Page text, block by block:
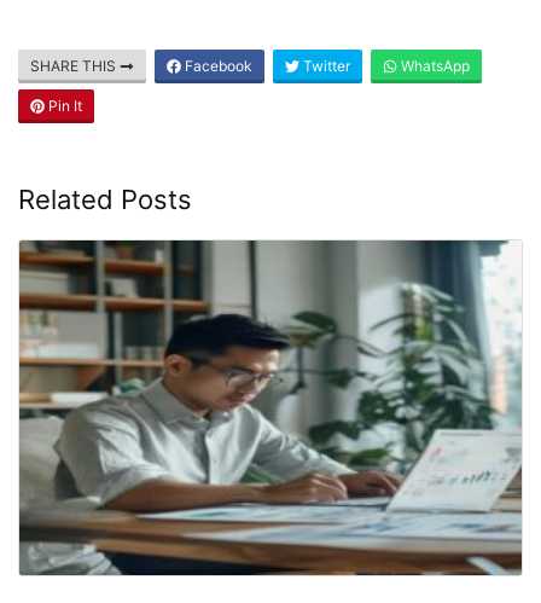
SHARE THIS Facebook Twitter WhatsApp
Pin It
Related Posts